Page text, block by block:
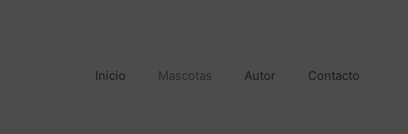
Inicio Mascotas Autor Contacto